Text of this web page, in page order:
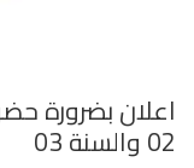
اعلان بضرورة
02 والسنة 03